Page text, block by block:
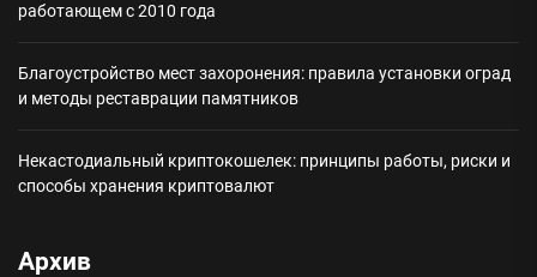
работающем с 2010 года
Благоустройство мест захоронения: правила установки оград
и методы реставрации памятников
Некастодиальный криптокошелек: принципы работы, риски и
способы хранения криптовалют
Архив